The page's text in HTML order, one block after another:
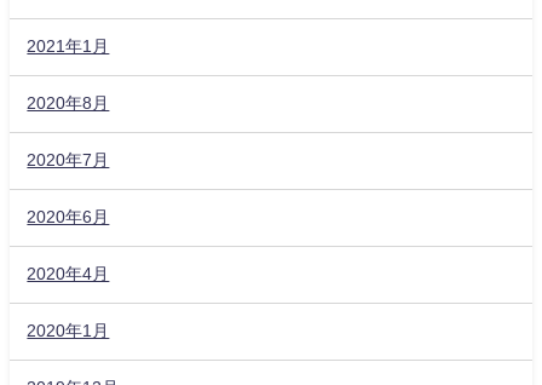
2021年1月
2020年8月
2020年7月
2020年6月
2020年4月
2020年1月